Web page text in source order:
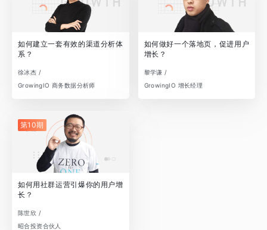
如何建立一套有效的渠道分析体
系？
徐冰杰 /
GrowingIO 商务数据分析师
如何做好一个落地页，促进用户
增长？
黎学谦 /
GrowingIO 增长经理
第10期
如何用社群运营引爆你的用户增
长？
陈世欣 /
昭合投资合伙人